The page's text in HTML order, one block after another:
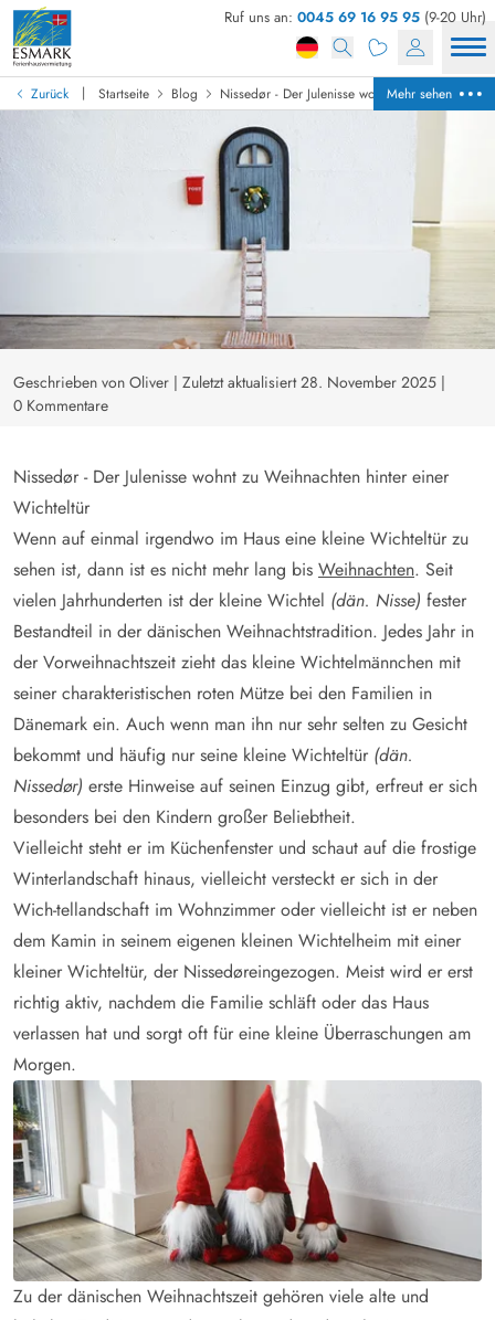
Ruf uns an: 0045 69 16 95 95 (9-20 Uhr)
Zurück | Startseite Blog Nissedør - Der Julenisse wohnt zuMehr sehen
Geschrieben von Oliver | Zuletzt aktualisiert 28. November 2025 |
0 Kommentare
Nissedør - Der Julenisse wohnt zu Weihnachten hinter einer
Wichteltür
Wenn auf einmal irgendwo im Haus eine kleine Wichteltür zu
sehen ist, dann ist es nicht mehr lang bis Weihnachten. Seit
vielen Jahrhunderten ist der kleine Wichtel (dän. Nisse) fester
Bestandteil in der dänischen Weihnachtstradition. Jedes Jahr in
der Vorweihnachtszeit zieht das kleine Wichtelmännchen mit
seiner charakteristischen roten Mütze bei den Familien in
Dänemark ein. Auch wenn man ihn nur sehr selten zu Gesicht
bekommt und häufig nur seine kleine Wichteltür (dän.
Nissedør) erste Hinweise auf seinen Einzug gibt, erfreut er sich
besonders bei den Kindern großer Beliebtheit.
Vielleicht steht er im Küchenfenster und schaut auf die frostige
Winterlandschaft hinaus, vielleicht versteckt er sich in der
Wich-tellandschaft im Wohnzimmer oder vielleicht ist er neben
dem Kamin in seinem eigenen kleinen Wichtelheim mit einer
kleiner Wichteltür, der Nissedøreingezogen. Meist wird er erst
richtig aktiv, nachdem die Familie schläft oder das Haus
verlassen hat und sorgt oft für eine kleine Überraschungen am
Morgen.
Zu der dänischen Weihnachtszeit gehören viele alte und